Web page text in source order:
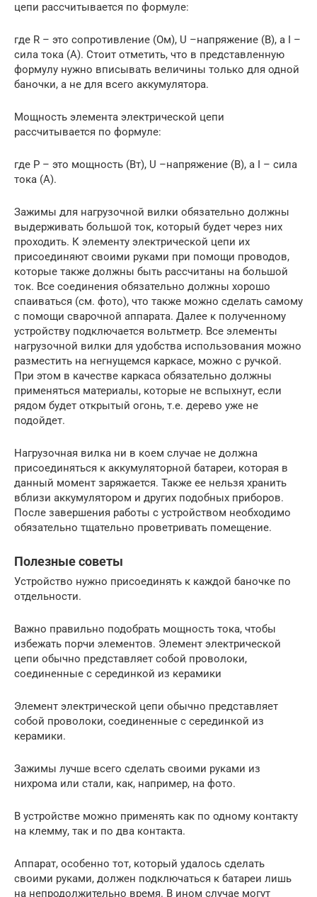
цепи рассчитывается по формуле:
где R – это сопротивление (Ом), U –напряжение (В), а I –
сила тока (А). Стоит отметить, что в представленную
формулу нужно вписывать величины только для одной
баночки, а не для всего аккумулятора.
Мощность элемента электрической цепи
рассчитывается по формуле:
где Р – это мощность (Вт), U –напряжение (В), а I – сила
тока (А).
Зажимы для нагрузочной вилки обязательно должны
выдерживать большой ток, который будет через них
проходить. К элементу электрической цепи их
присоединяют своими руками при помощи проводов,
которые также должны быть рассчитаны на большой
ток. Все соединения обязательно должны хорошо
спаиваться (см. фото), что также можно сделать самому
с помощи сварочной аппарата. Далее к полученному
устройству подключается вольтметр. Все элементы
нагрузочной вилки для удобства использования можно
разместить на негнущемся каркасе, можно с ручкой.
При этом в качестве каркаса обязательно должны
применяться материалы, которые не вспыхнут, если
рядом будет открытый огонь, т.е. дерево уже не
подойдет.
Нагрузочная вилка ни в коем случае не должна
присоединяться к аккумуляторной батареи, которая в
данный момент заряжается. Также ее нельзя хранить
вблизи аккумулятором и других подобных приборов.
После завершения работы с устройством необходимо
обязательно тщательно проветривать помещение.
Полезные советы
Устройство нужно присоединять к каждой баночке по
отдельности.
Важно правильно подобрать мощность тока, чтобы
избежать порчи элементов. Элемент электрической
цепи обычно представляет собой проволоки,
соединенные с серединкой из керамики
Элемент электрической цепи обычно представляет
собой проволоки, соединенные с серединкой из
керамики.
Зажимы лучше всего сделать своими руками из
нихрома или стали, как, например, на фото.
В устройстве можно применять как по одному контакту
на клемму, так и по два контакта.
Аппарат, особенно тот, который удалось сделать
своими руками, должен подключаться к батареи лишь
на непродолжительно время. В ином случае могут